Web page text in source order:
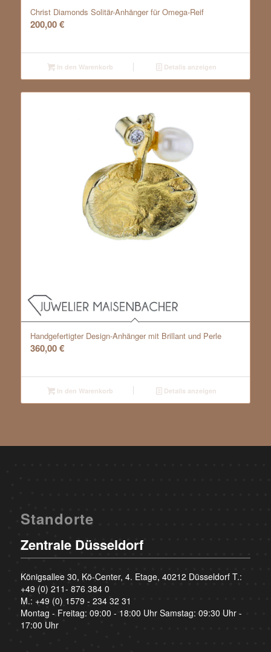
Christ Diamonds Solitär-Anhänger für Omega-Reif
200,00€
In den Warenkorb Details anzeigen
Handgefertigter Design-Anhänger mit Brillant und Perle
360,00€
In den Warenkorb Details anzeigen
Standorte
Zentrale Düsseldorf
Königsallee 30, Kö-Center, 4. Etage, 40212 Düsseldorf T.:
+49 (0) 211- 876 384 0
M.: +49 (0) 1579 - 234 32 31
Montag - Freitag: 09:00 - 18:00 Uhr Samstag: 09:30 Uhr -
17:00 Uhr